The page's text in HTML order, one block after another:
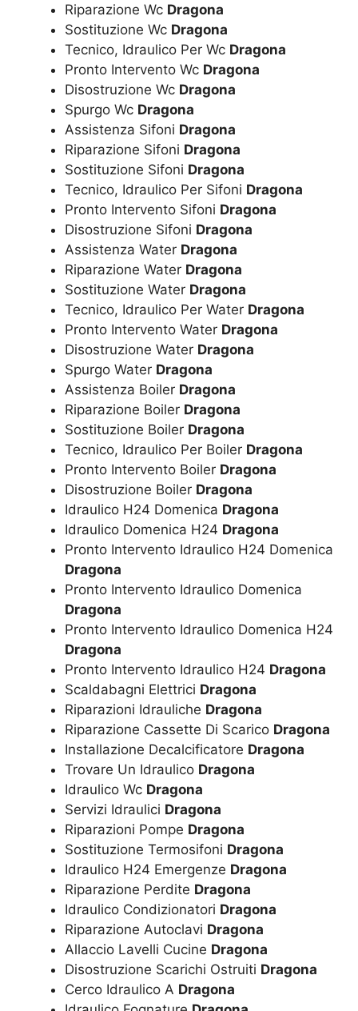
Riparazione Wc Dragona
Sostituzione Wc Dragona
Tecnico, Idraulico Per Wc Dragona
Pronto Intervento Wc Dragona
Disostruzione Wc Dragona
Spurgo Wc Dragona
Assistenza Sifoni Dragona
Riparazione Sifoni Dragona
Sostituzione Sifoni Dragona
Tecnico, Idraulico Per Sifoni Dragona
Pronto Intervento Sifoni Dragona
Disostruzione Sifoni Dragona
Assistenza Water Dragona
Riparazione Water Dragona
Sostituzione Water Dragona
Tecnico, Idraulico Per Water Dragona
Pronto Intervento Water Dragona
Disostruzione Water Dragona
Spurgo Water Dragona
Assistenza Boiler Dragona
Riparazione Boiler Dragona
Sostituzione Boiler Dragona
Tecnico, Idraulico Per Boiler Dragona
Pronto Intervento Boiler Dragona
Disostruzione Boiler Dragona
Idraulico H24 Domenica Dragona
Idraulico Domenica H24 Dragona
Pronto Intervento Idraulico H24 Domenica
Dragona
Pronto Intervento Idraulico Domenica
Dragona
Pronto Intervento Idraulico Domenica H24
Dragona
Pronto Intervento Idraulico H24 Dragona
Scaldabagni Elettrici Dragona
Riparazioni Idrauliche Dragona
Riparazione Cassette Di Scarico Dragona
Installazione Decalcificatore Dragona
Trovare Un Idraulico Dragona
Idraulico Wc Dragona
Servizi Idraulici Dragona
Riparazioni Pompe Dragona
Sostituzione Termosifoni Dragona
Idraulico H24 Emergenze Dragona
Riparazione Perdite Dragona
Idraulico Condizionatori Dragona
Riparazione Autoclavi Dragona
Allaccio Lavelli Cucine Dragona
Disostruzione Scarichi Ostruiti Dragona
Cerco Idraulico A Dragona